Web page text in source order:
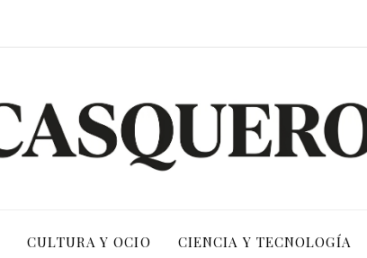
CULTURA Y OCIO CIENCIA Y TECNOLOGÍA